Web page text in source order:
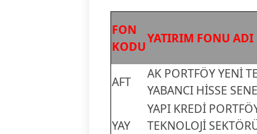
FON
KODU
YATIRIM FONU ADI
AFT
AK PORTFÖY YENİ
YABANCI HİSSE
YAY
YAPI KREDİ
TEKNOLOJİ